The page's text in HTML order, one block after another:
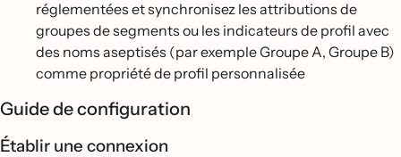
réglementées et synchronisez les attributions de
groupes de segments ou les indicateurs de profil avec
des noms aseptisés (par exemple Groupe A, Groupe B)
comme propriété de profil personnalisée
Guide de configuration
Établir une connexion